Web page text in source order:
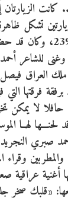
كانت
تشكل
الأولى في العام
للشاعر
ملك العراق
فرقتها
حافلا لا يمكن
لهــا
صبري
والمطربين
أغنية عراقية
«قلبك صخر